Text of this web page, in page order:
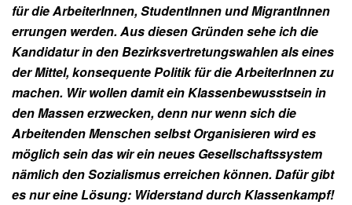
für die ArbeiterInnen, StudentInnen und MigrantInnen
errungen werden. Aus diesen Gründen sehe ich die
Kandidatur in den Bezirksvertretungswahlen als eines
der Mittel, konsequente Politik für die ArbeiterInnen zu
machen. Wir wollen damit ein Klassenbewusstsein in
den Massen erzwecken, denn nur wenn sich die
Arbeitenden Menschen selbst Organisieren wird es
möglich sein das wir ein neues Gesellschaftssystem
nämlich den Sozialismus erreichen können. Dafür gibt
es nur eine Lösung: Widerstand durch Klassenkampf!